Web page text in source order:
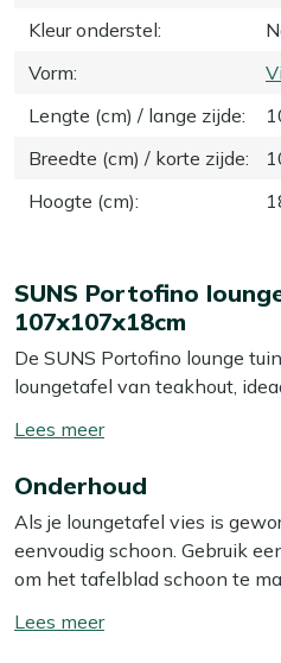
Kleur onderstel:
Vorm:
Lengte (cm) / lange zijde:
Breedte (cm) / korte zijde:
Hoogte (cm):
SUNS Portofino
107x107x18cm
De SUNS Portofino lounge
loungetafel van teakhout,
binnen handbereik. Met
oogt op je terras. Door de lage
mooi aan bij een loungeset: je
zit te kletsen, maar alles
natural teak blad en
natuurlijke uitstraling die
Toon/verberg
meer
Onderhoud
Als je loungetafel vies is
eenvoudig schoon. Gebruik
om het tafelblad schoon te
een kopje soda of
Toon/verberg